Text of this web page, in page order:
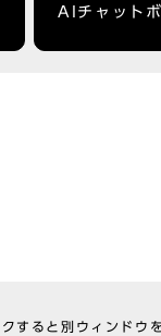
AIチャット
すると別ウィンドウ